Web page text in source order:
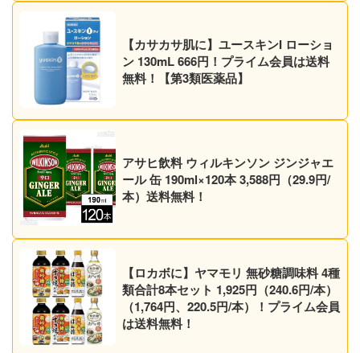
【カサカサ肌に】ユースキンI ローショ
ン 130mL 666円！プライム会員は送料
無料！【第3類医薬品】
アサヒ飲料 ウィルキンソン ジンジャエ
ール 缶 190ml×120本 3,588円（29.9円/
本）送料無料！
【ロカボに】ヤマモリ 無砂糖調味料 4種
類合計8本セット 1,925円（240.6円/本）
（1,764円、220.5円/本）！プライム会員
は送料無料！